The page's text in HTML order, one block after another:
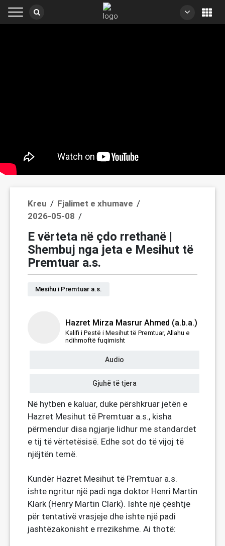
Kreu / Fjalimet e xhumave /
2026-05-08 /
E vërteta në çdo rrethanë |
Shembuj nga jeta e Mesihut të
Premtuar a.s.
Mesihu i Premtuar a.s.
Hazret Mirza Masrur Ahmed (a.b.a.)
Kalifi i Pestë i Mesihut të Premtuar, Allahu e
ndihmoftë fuqimisht
Audio
Gjuhë të tjera
Në hytben e kaluar, duke përshkruar jetën e
Hazret Mesihut të Premtuar a.s., kisha
përmendur disa ngjarje lidhur me standardet
e tij të vërtetësisë. Edhe sot do të vijoj të
njëjtën temë.
Kundër Hazret Mesihut të Premtuar a.s.
ishte ngritur një padi nga doktor Henri Martin
Klark (Henry Martin Clark). Ishte një çështje
për tentativë vrasjeje dhe ishte një padi
jashtëzakonisht e rrezikshme. Ai thotë: